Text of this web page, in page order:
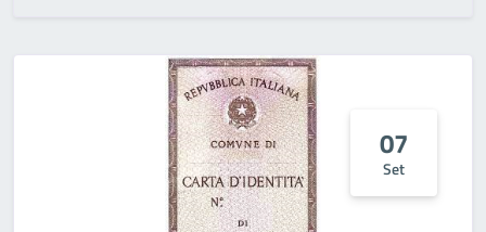
07
Set